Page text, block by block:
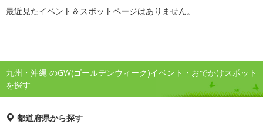
最近見たイベント＆スポットページはありません。
九州・沖縄 のGW(ゴールデンウィーク)イベント・おでかけスポット
を探す
都道府県から探す